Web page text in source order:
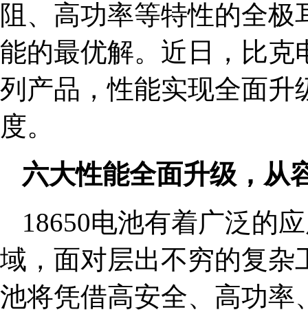
阻、高功率等特性的全
能的最优解。近日，比克
列产品，性能实现全面升
度。
六大性能全面升级，从
18650电池有着广泛的
域，面对层出不穷的复杂
池将凭借高安全、高功率